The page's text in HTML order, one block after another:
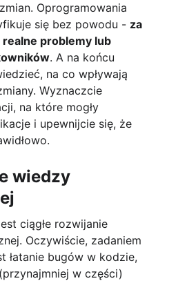
Oprogramowania
się bez powodu - za
realne problemy lub
. A na końcu
na co wpływają
Wyznaczcie
na które mogły
i upewnijcie się, że
wiedzy
ciągłe rozwijanie
Oczywiście, zadaniem
łatanie bugów w kodzie,
w części)